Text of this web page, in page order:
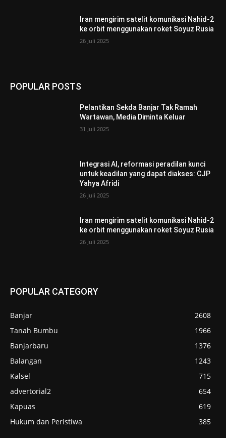
Iran mengirim satelit komunikasi Nahid-2
ke orbit menggunakan roket Soyuz Rusia
26 Juli 2025
POPULAR POSTS
Pelantikan Sekda Banjar Tak Ramah
Wartawan, Media Diminta Keluar
31 Juli 2025
Integrasi AI, reformasi peradilan kunci
untuk keadilan yang dapat diakses: CJP
Yahya Afridi
26 Juli 2025
Iran mengirim satelit komunikasi Nahid-2
ke orbit menggunakan roket Soyuz Rusia
26 Juli 2025
POPULAR CATEGORY
Banjar
2608
Tanah Bumbu
1966
Banjarbaru
1376
Balangan
1243
Kalsel
715
advertorial2
654
Kapuas
619
Hukum dan Peristiwa
385